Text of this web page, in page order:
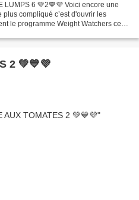
LUMPS 6 💚2💙💜 Voici encore une
compliqué c’est d'ouvrir les
le programme Weight Watchers cela
SALADE AUX TOMATES 2 💚💙💜